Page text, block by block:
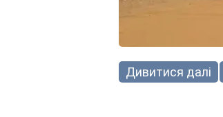
Дивитися далі